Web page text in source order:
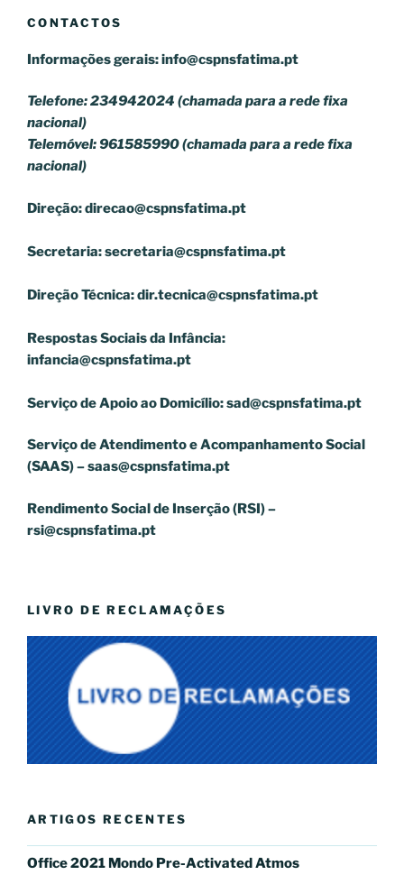
CONTACTOS
Informações gerais:info@cspnsfatima.pt
Telefone: 234942024 (chamada para a rede fixa
nacional)
Telemóvel: 961585990 (chamada para a rede fixa
nacional)
Direção:direcao@cspnsfatima.pt
Secretaria:secretaria@cspnsfatima.pt
Direção Técnica:dir.tecnica@cspnsfatima.pt
Respostas Sociais da Infância:
infancia@cspnsfatima.pt
Serviço de Apoio ao Domicílio:sad@cspnsfatima.pt
Serviço de Atendimento e Acompanhamento Social
(SAAS) –saas@cspnsfatima.pt
Rendimento Social de Inserção (RSI) –
rsi@cspnsfatima.pt
LIVRO DE RECLAMAÇÕES
ARTIGOS RECENTES
Office 2021 Mondo Pre-Activated Atmos